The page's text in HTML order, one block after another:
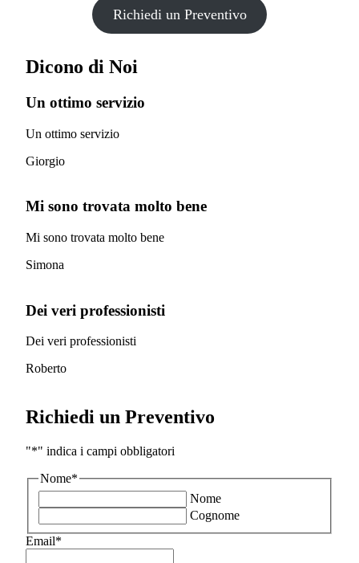
Richiedi un Preventivo
Dicono di Noi
Un ottimo servizio
Un ottimo servizio
Giorgio
Mi sono trovata molto bene
Mi sono trovata molto bene
Simona
Dei veri professionisti
Dei veri professionisti
Roberto
Richiedi un Preventivo
"*" indica i campi obbligatori
Nome*
Nome
Cognome
Email*